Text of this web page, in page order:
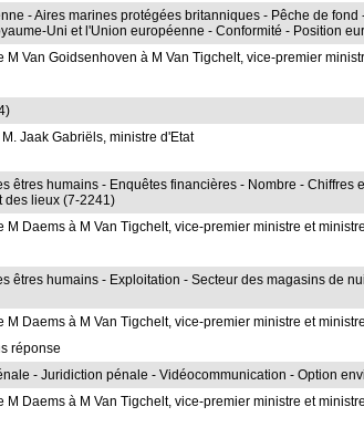
- Aires marines protégées britanniques - Pêche de
Uni et l'Union européenne - Conformité - Position
M Van Goidsenhoven à M Van Tigchelt, vice-premier
Jaak Gabriëls, ministre d'Etat
êtres humains - Enquêtes financières - Nombre -
des lieux (7-2241)
M Daems à M Van Tigchelt, vice-premier ministre et
êtres humains - Exploitation - Secteur des magasins de
M Daems à M Van Tigchelt, vice-premier ministre et
réponse
- Juridiction pénale - Vidéocommunication - Option
M Daems à M Van Tigchelt, vice-premier ministre et